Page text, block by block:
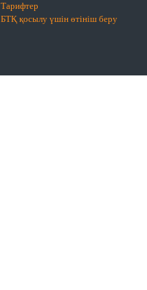
Тарифтер
БТҚ қосылу үшін өтініш беру